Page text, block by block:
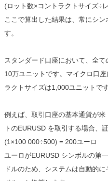
(ロット数×コントラクトサイズ÷
ここで算出した結果は、常にシ
す。
スタンダード口座において、全
10万ユニットです。マイクロ口
ラクトサイズは1,000ユニットです
例えば、取引口座の基本通貨が
トのEURUSD を取引する場合、
(1×100 000÷500) = 200ユーロ
ユーロがEURUSD シンボルの第
ドルのため、システムは自動的